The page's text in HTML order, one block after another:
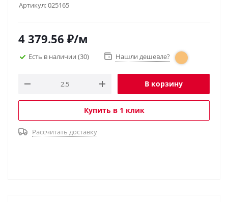
Артикул:025165
4 379.56 ₽/м
Есть в наличии (30) Нашли дешевле?
В корзину
Купить в 1 клик
Рассчитать доставку